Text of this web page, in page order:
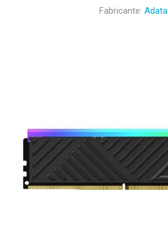
Fabricante: Adata